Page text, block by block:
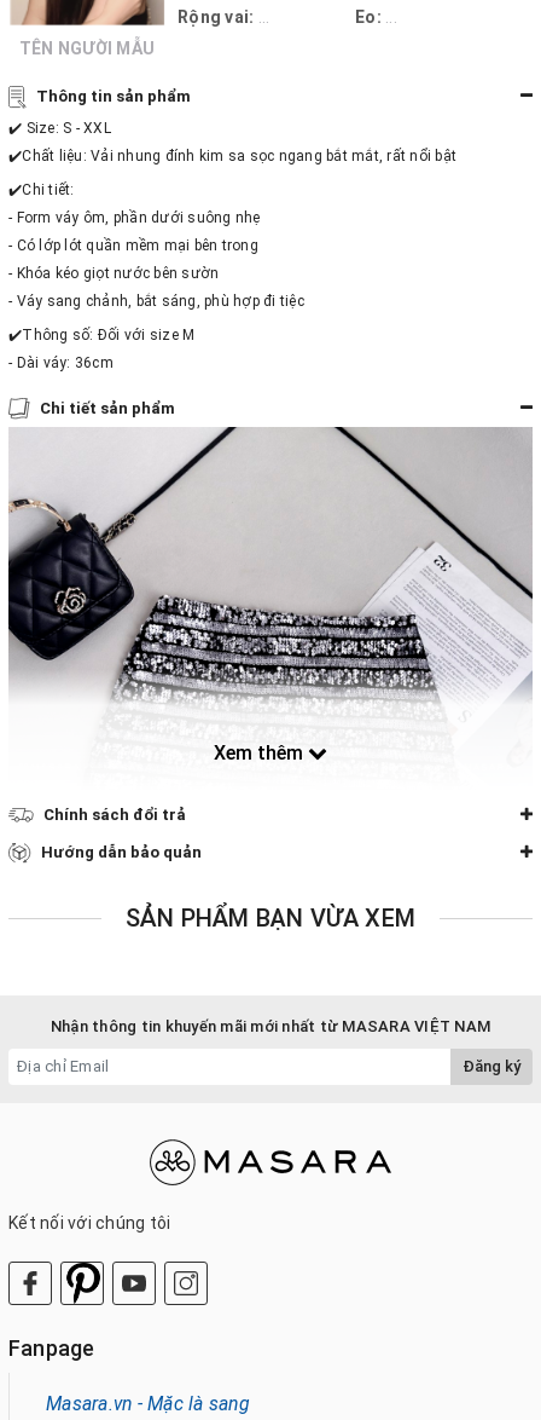
TÊN NGƯỜI MẪU
Rộng vai:
Eo:
Thông tin sản phẩm
✔️ Size: S - XXL
✔️Chất liệu: Vải nhung đính kim sa sọc ngang bắt mắt, rất nổi bật
✔️Chi tiết:
- Form váy ôm, phần dưới suông nhẹ
- Có lớp lót quần mềm mại bên trong
- Khóa kéo giọt nước bên sườn
- Váy sang chảnh, bắt sáng, phù hợp đi tiệc
✔️Thông số: Đối với size M
- Dài váy: 36cm
Chi tiết sản phẩm
Xem thêm
Chính sách đổi trả
Hướng dẫn bảo quản
SẢN PHẨM BẠN VỪA XEM
Nhận thông tin khuyến mãi mới nhất từ MASARA VIỆT NAM
Đăng ký
Kết nối với chúng tôi
Fanpage
Masara.vn - Mặc là sang